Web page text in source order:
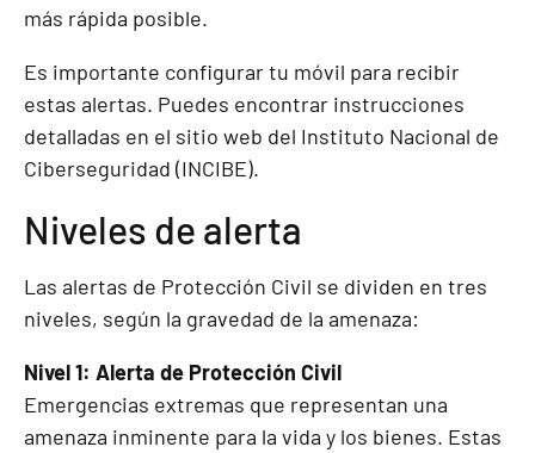
más rápida posible.
Es importante configurar tu móvil para recibir
estas alertas. Puedes encontrar instrucciones
detalladas en el sitio web del Instituto Nacional de
Ciberseguridad (INCIBE).
Niveles de alerta
Las alertas de Protección Civil se dividen en tres
niveles, según la gravedad de la amenaza:
Nivel 1: Alerta de Protección Civil
Emergencias extremas que representan una
amenaza inminente para la vida y los bienes. Estas